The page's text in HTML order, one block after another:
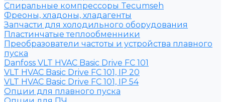
Спиральные компрессоры Tecumseh
Фреоны, хладоны, хладагенты
Запчасти для холодильного оборудования
Пластинчатые теплообменники
Преобразователи частоты и устройства плавного
пуска
Danfoss VLT HVAC Basic Drive FC 101
VLT HVAC Basic Drive FC 101, IP 20
VLT HVAC Basic Drive FC 101, IP 54
Опции для плавного пуска